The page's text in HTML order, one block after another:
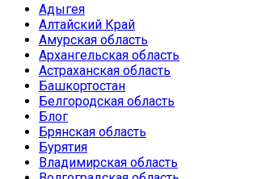
Адыгея
Алтайский Край
Амурская область
Архангельская область
Астраханская область
Башкортостан
Белгородская область
Блог
Брянская область
Бурятия
Владимирская область